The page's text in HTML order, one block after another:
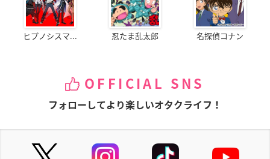
ヒプノシスマ... 忍たま乱太郎 名探偵コナン
OFFICIAL SNS
フォローしてより楽しいオタクライフ！